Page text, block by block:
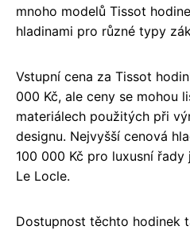
mnoho modelů Tissot
hladinami pro různé typy
Vstupní cena za Tissot
000 Kč, ale ceny se mohou
materiálech použitých při
designu. Nejvyšší cenová
100 000 Kč pro luxusní
Le Locle.
Dostupnost těchto hodinek